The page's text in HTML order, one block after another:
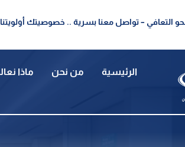
التعافي – تواصل معنا بسرية .. خصوصيتك أولويتنا
الرئيسية من نحن ماذا